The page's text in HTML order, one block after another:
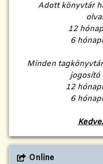
Adott könyvtár
12
6
Minden
jogosító
12
6
Online